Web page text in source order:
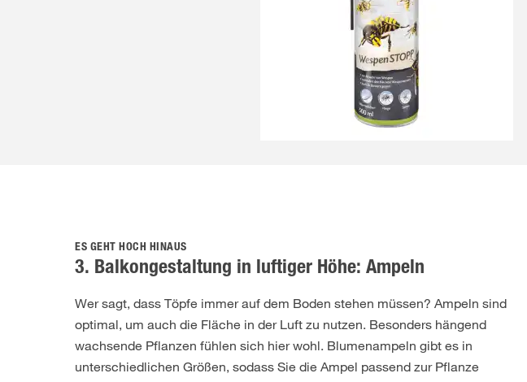
ES GEHT HOCH HINAUS
3. Balkongestaltung in luftiger Höhe: Ampeln
Wer sagt, dass Töpfe immer auf dem Boden stehen müssen? Ampeln sind
optimal, um auch die Fläche in der Luft zu nutzen. Besonders hängend
wachsende Pflanzen fühlen sich hier wohl. Blumenampeln gibt es in
unterschiedlichen Größen, sodass Sie die Ampel passend zur Pflanze